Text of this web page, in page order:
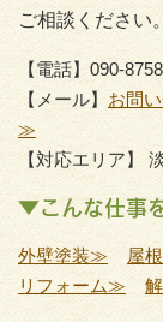
ご相談ください。
【電話】090-
【メール】 お問
≫
【対応エリア】
▼こんな仕事
外壁塗装≫ 屋
リフォーム≫